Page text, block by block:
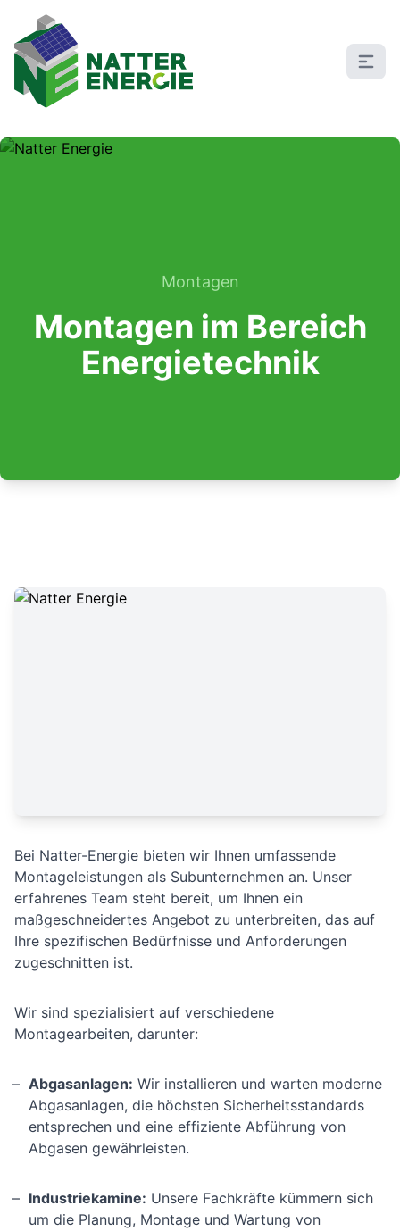
Montagen
Montagen im Bereich
Energietechnik
Bei Natter-Energie bieten wir Ihnen umfassende
Montageleistungen als Subunternehmen an. Unser
erfahrenes Team steht bereit, um Ihnen ein
maßgeschneidertes Angebot zu unterbreiten, das auf
Ihre spezifischen Bedürfnisse und Anforderungen
zugeschnitten ist.
Wir sind spezialisiert auf verschiedene
Montagearbeiten, darunter:
Abgasanlagen: Wir installieren und warten moderne
Abgasanlagen, die höchsten Sicherheitsstandards
entsprechen und eine effiziente Abführung von
Abgasen gewährleisten.
Industriekamine: Unsere Fachkräfte kümmern sich
um die Planung, Montage und Wartung von